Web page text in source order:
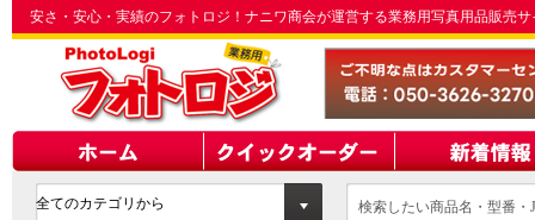
安さ・安心・実績のフォトロジ！ナニワ商会が運営する業務用写真用品販売
検索したい商品名・型番